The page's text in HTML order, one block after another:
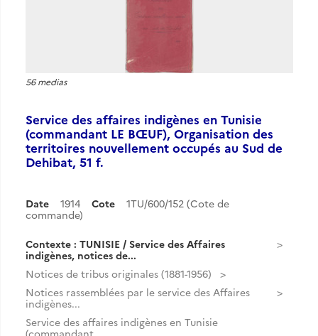
56 medias
Service des affaires indigènes en Tunisie
(commandant LE BŒUF), Organisation des
territoires nouvellement occupés au Sud de
Dehibat, 51 f.
Date 1914 Cote
1TU/600/152 (Cote de
commande)
Contexte : TUNISIE / Service des Affaires
indigènes, notices de...
Notices de tribus originales (1881-1956)
Notices rassemblées par le service des Affaires
indigènes...
Service des affaires indigènes en Tunisie
(commandant...